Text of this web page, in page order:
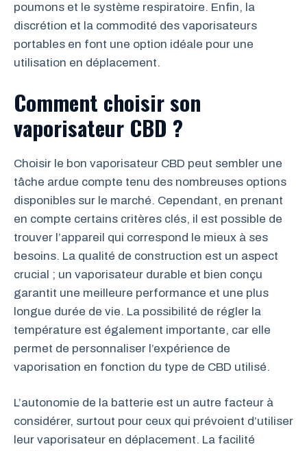
poumons et le système respiratoire. Enfin, la
discrétion et la commodité des vaporisateurs
portables en font une option idéale pour une
utilisation en déplacement.
Comment choisir son
vaporisateur CBD ?
Choisir le bon vaporisateur CBD peut sembler une
tâche ardue compte tenu des nombreuses options
disponibles sur le marché. Cependant, en prenant
en compte certains critères clés, il est possible de
trouver l’appareil qui correspond le mieux à ses
besoins. La qualité de construction est un aspect
crucial ; un vaporisateur durable et bien conçu
garantit une meilleure performance et une plus
longue durée de vie. La possibilité de régler la
température est également importante, car elle
permet de personnaliser l’expérience de
vaporisation en fonction du type de CBD utilisé.
L’autonomie de la batterie est un autre facteur à
considérer, surtout pour ceux qui prévoient d’utiliser
leur vaporisateur en déplacement. La facilité